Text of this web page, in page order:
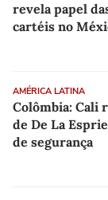
revela papel
cartéis no
AMÉRICA LATINA
Colômbia: Cali
de De La
de segurança